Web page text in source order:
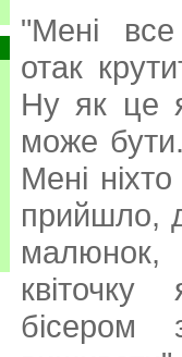
"Мені
отак
Ну як це
може
Мені
прийшло,